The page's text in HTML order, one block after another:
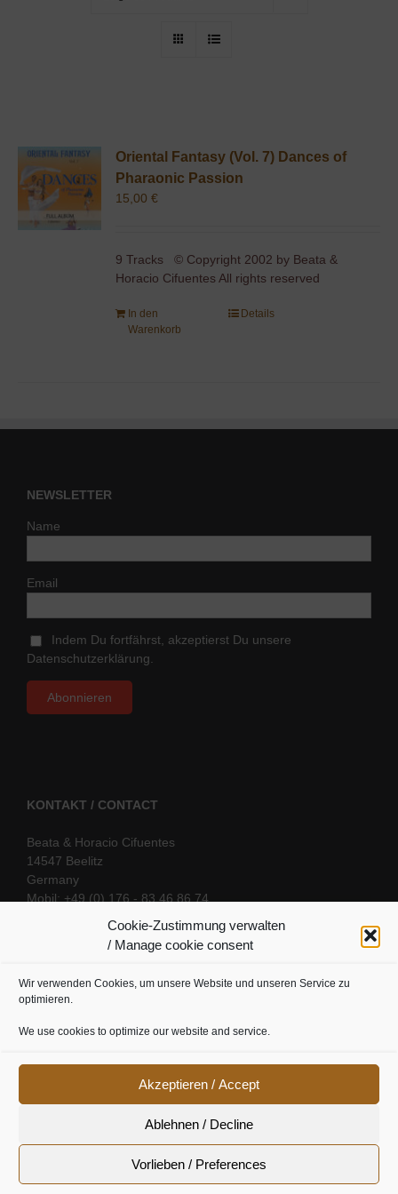
Cookie-Zustimmung verwalten
/ Manage cookie consent
Wir verwenden Cookies, um unsere Website und unseren Service zu
optimieren.
We use cookies to optimize our website and service.
Akzeptieren / Accept
Ablehnen / Decline
Vorlieben / Preferences
Oriental Fantasy (Vol. 7) Dances of
Pharaonic Passion
15,00€
9 Tracks © Copyright 2002 by Beata &
Horacio Cifuentes All rights reserved
In den
Warenkorb
Details
NEWSLETTER
Name
Email
Indem Du fortfährst, akzeptierst Du unsere
Datenschutzerklärung.
KONTAKT / CONTACT
Beata & Horacio Cifuentes
14547 Beelitz
Germany
Mobil: +49 (0) 176 - 83 46 86 74
SOCIAL LINKS
Cookie Richtline|Datenschutz|Urheberrecht|Impressum